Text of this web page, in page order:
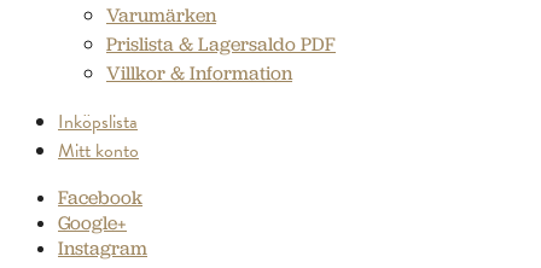
Varumärken
Prislista & Lagersaldo PDF
Villkor & Information
Inköpslista
Mitt konto
Facebook
Google+
Instagram